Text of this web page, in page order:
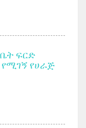
ፍርድ
የሀራጅ